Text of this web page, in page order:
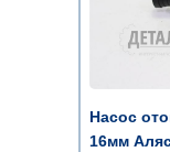
Насос
16мм